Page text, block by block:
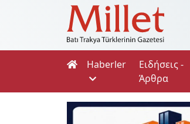
Haberler
Ειδήσεις -
Άρθρα